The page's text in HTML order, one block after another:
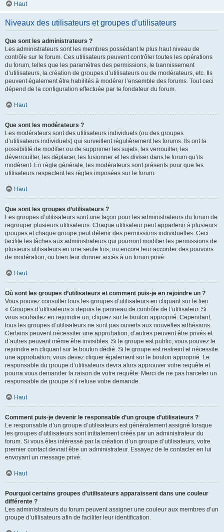
Haut
Niveaux des utilisateurs et groupes d’utilisateurs
Que sont les administrateurs ?
Les administrateurs sont les membres possédant le plus haut niveau de
contrôle sur le forum. Ces utilisateurs peuvent contrôler toutes les opérations
du forum, telles que les paramètres des permissions, le bannissement
d’utilisateurs, la création de groupes d’utilisateurs ou de modérateurs, etc. Ils
peuvent également être habilités à modérer l’ensemble des forums. Tout ceci
dépend de la configuration effectuée par le fondateur du forum.
Haut
Que sont les modérateurs ?
Les modérateurs sont des utilisateurs individuels (ou des groupes
d’utilisateurs individuels) qui surveillent régulièrement les forums. Ils ont la
possibilité de modifier ou de supprimer les sujets, les verrouiller, les
déverrouiller, les déplacer, les fusionner et les diviser dans le forum qu’ils
modèrent. En règle générale, les modérateurs sont présents pour que les
utilisateurs respectent les règles imposées sur le forum.
Haut
Que sont les groupes d’utilisateurs ?
Les groupes d’utilisateurs sont une façon pour les administrateurs du forum de
regrouper plusieurs utilisateurs. Chaque utilisateur peut appartenir à plusieurs
groupes et chaque groupe peut détenir des permissions individuelles. Ceci
facilite les tâches aux administrateurs qui pourront modifier les permissions de
plusieurs utilisateurs en une seule fois, ou encore leur accorder des pouvoirs
de modération, ou bien leur donner accès à un forum privé.
Haut
Où sont les groupes d’utilisateurs et comment puis-je en rejoindre un ?
Vous pouvez consulter tous les groupes d’utilisateurs en cliquant sur le lien
« Groupes d’utilisateurs » depuis le panneau de contrôle de l’utilisateur. Si
vous souhaitez en rejoindre un, cliquez sur le bouton approprié. Cependant,
tous les groupes d’utilisateurs ne sont pas ouverts aux nouvelles adhésions.
Certains peuvent nécessiter une approbation, d’autres peuvent être privés et
d’autres peuvent même être invisibles. Si le groupe est public, vous pouvez le
rejoindre en cliquant sur le bouton dédié. Si le groupe est restreint et nécessite
une approbation, vous devez cliquer également sur le bouton approprié. Le
responsable du groupe d’utilisateurs devra alors approuver votre requête et
pourra vous demander la raison de votre requête. Merci de ne pas harceler un
responsable de groupe s’il refuse votre demande.
Haut
Comment puis-je devenir le responsable d’un groupe d’utilisateurs ?
Le responsable d’un groupe d’utilisateurs est généralement assigné lorsque
les groupes d’utilisateurs sont initialement créés par un administrateur du
forum. Si vous êtes intéressé par la création d’un groupe d’utilisateurs, votre
premier contact devrait être un administrateur. Essayez de le contacter en lui
envoyant un message privé.
Haut
Pourquoi certains groupes d’utilisateurs apparaissent dans une couleur
différente ?
Les administrateurs du forum peuvent assigner une couleur aux membres d’un
groupe d’utilisateurs afin de faciliter leur identification.